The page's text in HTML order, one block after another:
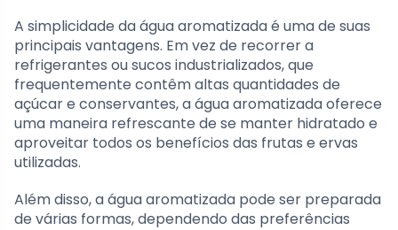
A simplicidade da água aromatizada é uma de suas
principais vantagens. Em vez de recorrer a
refrigerantes ou sucos industrializados, que
frequentemente contêm altas quantidades de
açúcar e conservantes, a água aromatizada oferece
uma maneira refrescante de se manter hidratado e
aproveitar todos os benefícios das frutas e ervas
utilizadas.
Além disso, a água aromatizada pode ser preparada
de várias formas, dependendo das preferências